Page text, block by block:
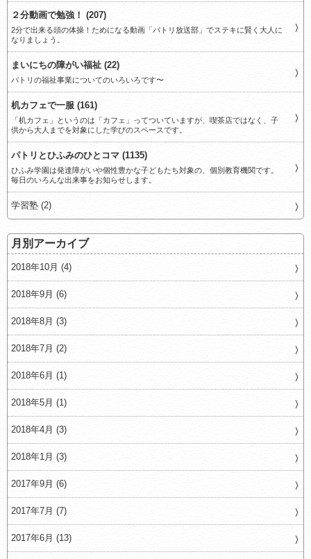
２分動画で勉強！ (207)
2分で出来る頭の体操！ためになる動画「パトリ放送部」でステキに賢く大人に
なりましょう。
まいにちの障がい福祉 (22)
パトリの福祉事業についてのいろいろです〜
机カフェで一服 (161)
「机カフェ」というのは「カフェ」ってついていますが、喫茶店ではなく、子
供から大人までを対象にした学びのスペースです。
パトリとひふみのひとコマ (1135)
ひふみ学園は発達障がいや個性豊かな子どもたち対象の、個別教育機関です。
毎日のいろんな出来事をお知らせします。
学習塾 (2)
月別アーカイブ
2018年10月 (4)
2018年9月 (6)
2018年8月 (3)
2018年7月 (2)
2018年6月 (1)
2018年5月 (1)
2018年4月 (3)
2018年1月 (3)
2017年9月 (6)
2017年7月 (7)
2017年6月 (13)